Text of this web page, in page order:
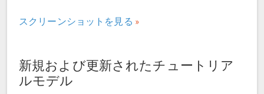
スクリーンショットを見る
新規および更新されたチュートリア
ルモデル